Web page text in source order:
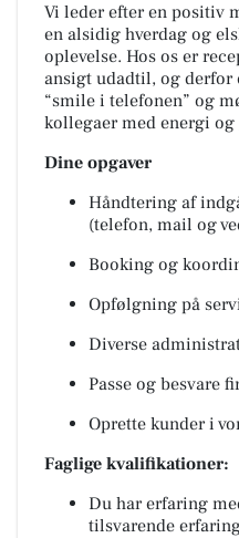
Vi leder efter en positiv
en alsidig hverdag og
oplevelse. Hos os er
ansigt udadtil, og derfor
“smile i telefonen” og
kollegaer med energi og
Dine opgaver
Håndtering af
(telefon, mail og
Booking og
Opfølgning på
Diverse
Passe og besvare
Oprette kunder i
Faglige kvalifikationer:
Du har erfaring
tilsvarende